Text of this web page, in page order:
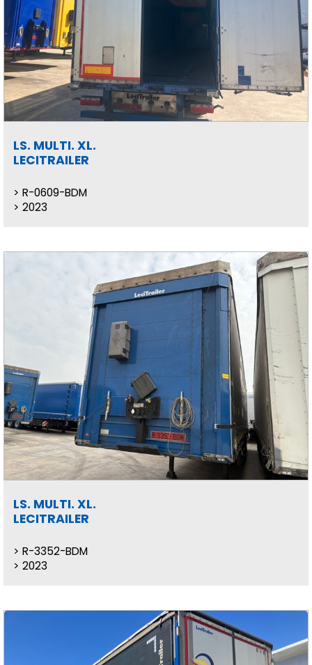
LS. MULTI. XL.
LECITRAILER
R-0609-BDM
2023
LS. MULTI. XL.
LECITRAILER
R-3352-BDM
2023